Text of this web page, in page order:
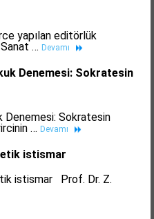
yapılan editörlük
Sanat … Devamı
Denemesi: Sokratesin
Denemesi: Sokratesin
… Devamı
istismar
istismar Prof. Dr. Z.